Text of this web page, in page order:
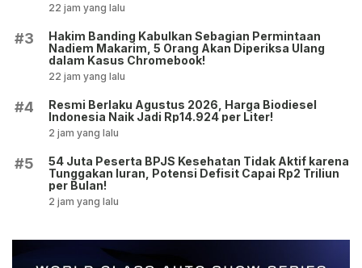
22 jam yang lalu
#3
Hakim Banding Kabulkan Sebagian Permintaan
Nadiem Makarim, 5 Orang Akan Diperiksa Ulang
dalam Kasus Chromebook!
22 jam yang lalu
#4
Resmi Berlaku Agustus 2026, Harga Biodiesel
Indonesia Naik Jadi Rp14.924 per Liter!
2 jam yang lalu
#5
54 Juta Peserta BPJS Kesehatan Tidak Aktif karena
Tunggakan Iuran, Potensi Defisit Capai Rp2 Triliun
per Bulan!
2 jam yang lalu